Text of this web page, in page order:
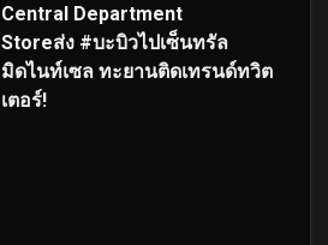
Central Department
Storeส่ง #บะบิวไปเซ็นทรัล
มิดไนท์เซล ทะยานติดเทรนด์ทวิต
เตอร์!